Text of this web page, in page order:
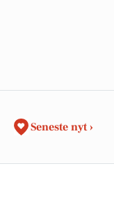
Seneste nyt ›